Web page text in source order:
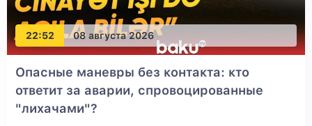
22:52 08 августа 2026
Опасные маневры без контакта: кто
ответит за аварии, спровоцированные
"лихачами"?